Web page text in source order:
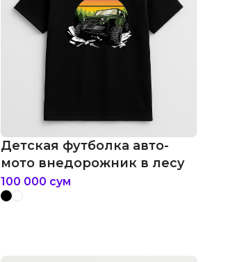
Детская футболка авто-
мото внедорожник в лесу
100 000 сум